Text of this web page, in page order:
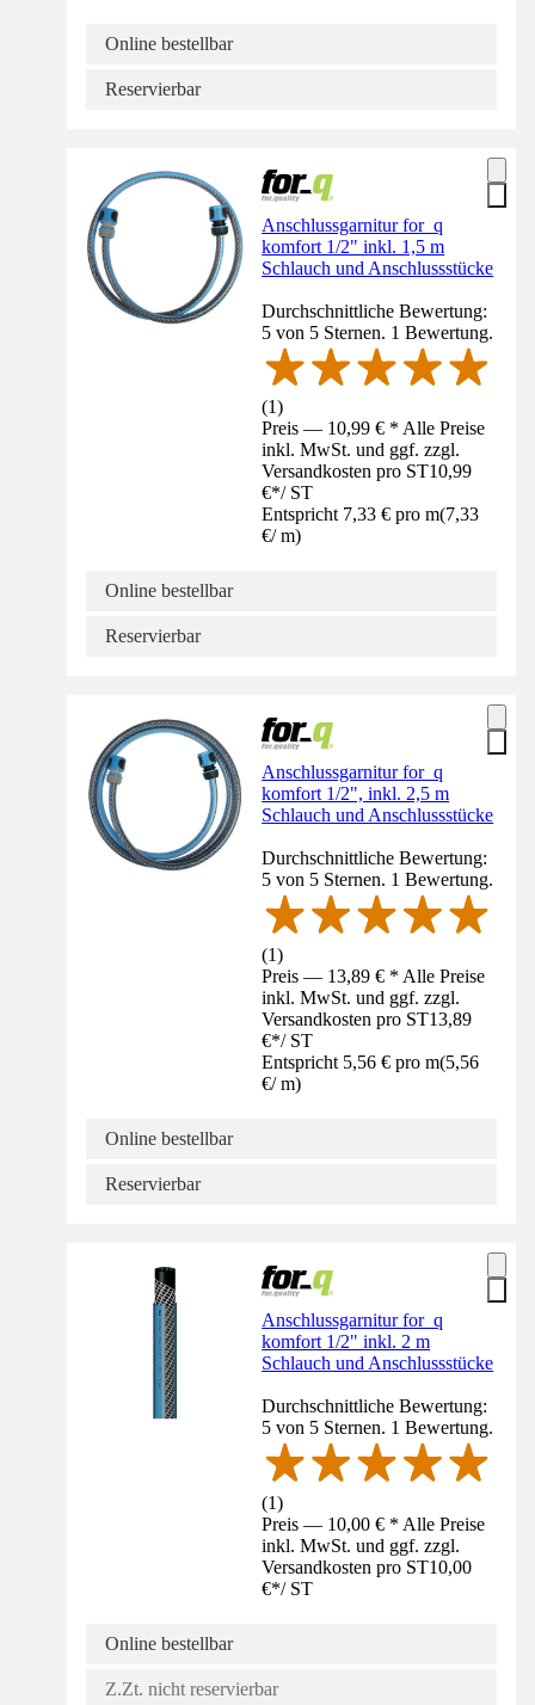
Online bestellbar
Reservierbar
Anschlussgarnitur for_q
komfort 1/2" inkl. 1,5 m
Schlauch und Anschlussstücke
Durchschnittliche Bewertung:
5 von 5 Sternen. 1 Bewertung.
(1)
Preis — 10,99 € * Alle Preise
inkl. MwSt. und ggf. zzgl.
Versandkosten pro ST10,99
€*/ ST
Entspricht 7,33 € pro m(7,33
€/ m)
Online bestellbar
Reservierbar
Anschlussgarnitur for_q
komfort 1/2", inkl. 2,5 m
Schlauch und Anschlussstücke
Durchschnittliche Bewertung:
5 von 5 Sternen. 1 Bewertung.
(1)
Preis — 13,89 € * Alle Preise
inkl. MwSt. und ggf. zzgl.
Versandkosten pro ST13,89
€*/ ST
Entspricht 5,56 € pro m(5,56
€/ m)
Online bestellbar
Reservierbar
Anschlussgarnitur for_q
komfort 1/2" inkl. 2 m
Schlauch und Anschlussstücke
Durchschnittliche Bewertung:
5 von 5 Sternen. 1 Bewertung.
(1)
Preis — 10,00 € * Alle Preise
inkl. MwSt. und ggf. zzgl.
Versandkosten pro ST10,00
€*/ ST
Online bestellbar
Z.Zt. nicht reservierbar